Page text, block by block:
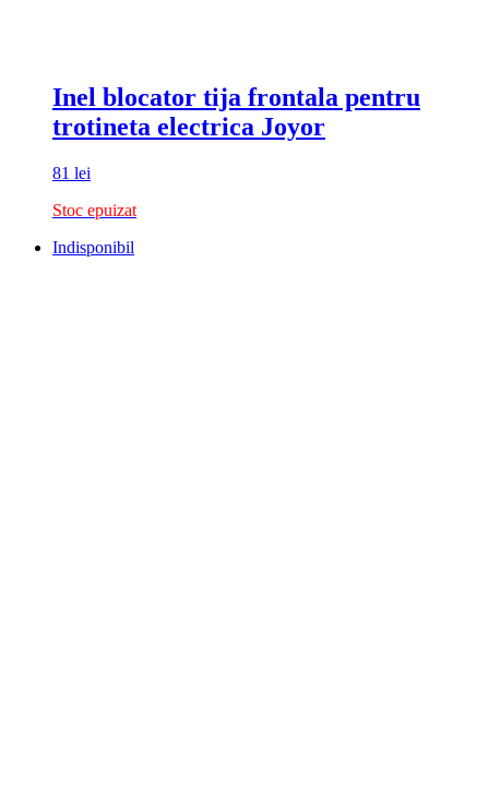
Inel blocator tija frontala pentru
trotineta electrica Joyor
81 lei
Stoc epuizat
Indisponibil